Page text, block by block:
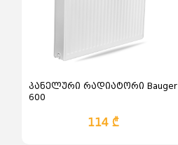
პანელური რადიატორი Bauger
600
114 ₾